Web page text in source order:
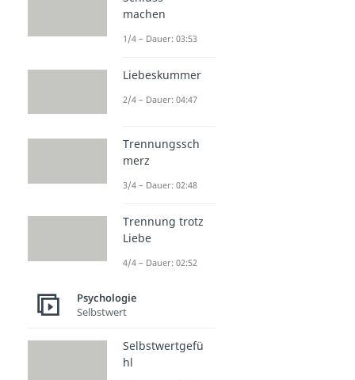
machen
1/4 – Dauer: 03:53
Liebeskummer
2/4 – Dauer: 04:47
Trennungssch
merz
3/4 – Dauer: 02:48
Trennung trotz
Liebe
4/4 – Dauer: 02:52
Psychologie
Selbstwert
Selbstwertgefü
hl